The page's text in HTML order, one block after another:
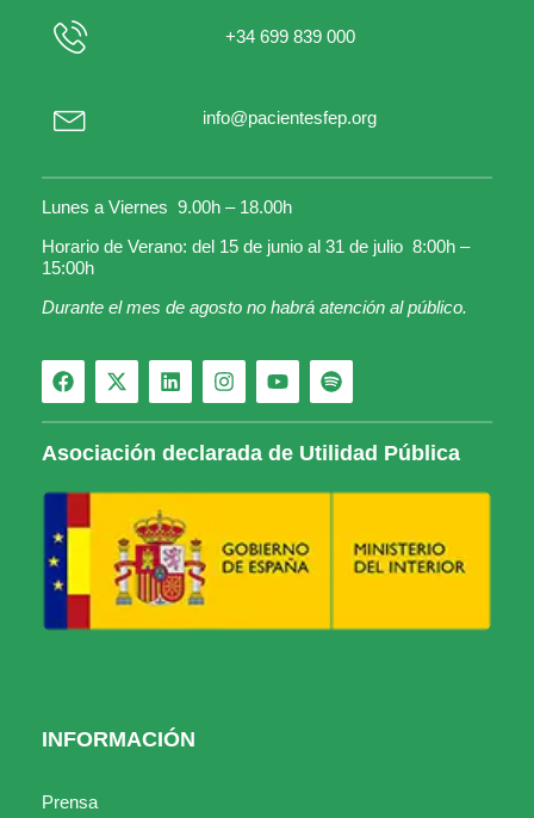
+34 699 839 000
info@pacientesfep.org
Lunes a Viernes 9.00h – 18.00h
Horario de Verano: del 15 de junio al 31 de julio 8:00h –
15:00h
Durante el mes de agosto no habrá atención al público.
Asociación declarada de Utilidad Pública
INFORMACIÓN
Prensa